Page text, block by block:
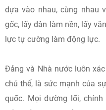
dựa vào nhau, cùng nhau
gốc, lấy dân làm nền, lấy
lực tự cường làm động lực.
Đảng và Nhà nước luôn
chủ thể, là sức mạnh của
quốc. Mọi đường lối,